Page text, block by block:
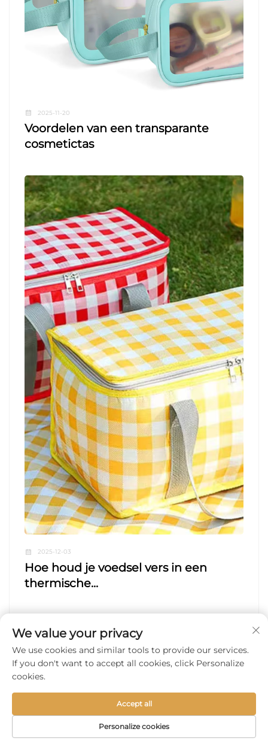
2025-11-20
Voordelen van een transparante
cosmetictas
2025-12-03
Hoe houd je voedsel vers in een
thermische...
We value your privacy
We use cookies and similar tools to provide our services.
If you don't want to accept all cookies, click Personalize
cookies.
Personalize cookies
Accept all